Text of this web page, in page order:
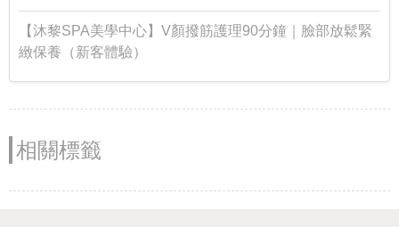
【沐黎SPA美學中心】V顏撥筋護理90分鐘｜臉部放鬆緊
緻保養（新客體驗）
相關標籤